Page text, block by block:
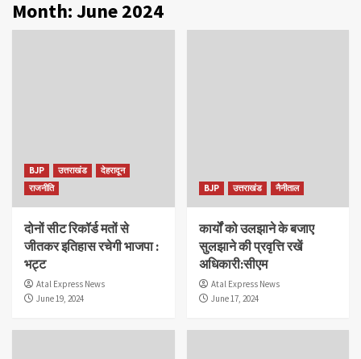
Month:June 2024
BJP उत्तराखंड
देहरादून
राजनीति
दोनों सीट रिकॉर्ड मतों से
जीतकर इतिहास रचेगी भाजपा :
भट्ट
Atal Express News
June 19, 2024
BJP उत्तराखंड नैनीताल
कार्यों को उलझाने के बजाए
सुलझाने की प्रवृत्ति रखें
अधिकारी:सीएम
Atal Express News
June 17, 2024